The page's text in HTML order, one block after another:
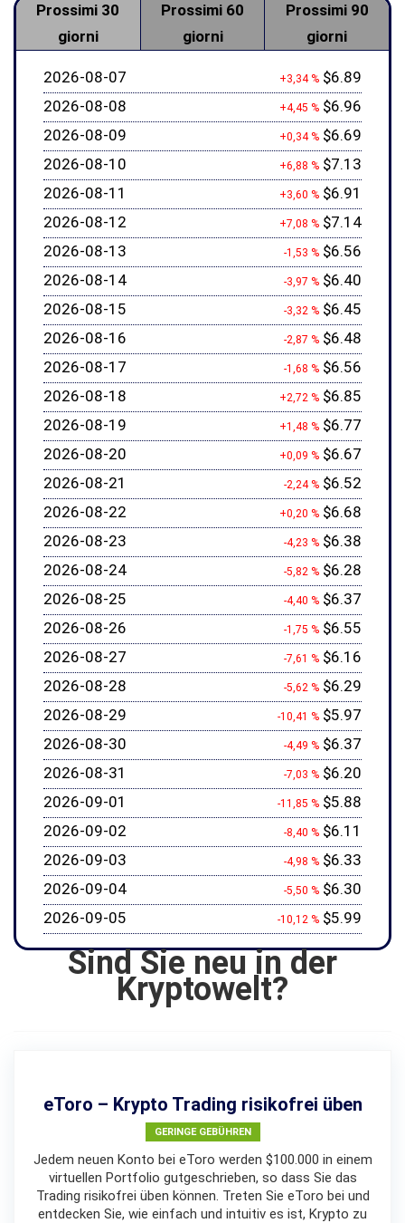
Prossimi 30
giorni
Prossimi 60
giorni
Prossimi 90
giorni
2026-08-07 +3,34 % $6.89
2026-08-08
+4,45 % $6.96
2026-08-09
+0,34 % $6.69
2026-08-10
+6,88 % $7.13
2026-08-11
+3,60 % $6.91
2026-08-12
+7,08 % $7.14
2026-08-13
-1,53 % $6.56
2026-08-14
-3,97 % $6.40
2026-08-15
-3,32 % $6.45
2026-08-16
-2,87 % $6.48
2026-08-17
-1,68 % $6.56
2026-08-18
+2,72 % $6.85
2026-08-19
+1,48 % $6.77
2026-08-20
+0,09 % $6.67
2026-08-21
-2,24 % $6.52
2026-08-22
+0,20 % $6.68
2026-08-23
-4,23 % $6.38
2026-08-24
-5,82 % $6.28
2026-08-25
-4,40 % $6.37
2026-08-26
-1,75 % $6.55
2026-08-27
-7,61 % $6.16
2026-08-28
-5,62 % $6.29
2026-08-29
-10,41 % $5.97
2026-08-30
-4,49 % $6.37
2026-08-31
-7,03 % $6.20
2026-09-01
-11,85 % $5.88
2026-09-02
-8,40 % $6.11
2026-09-03
-4,98 % $6.33
2026-09-04
-5,50 % $6.30
2026-09-05
-10,12 % $5.99
Sind Sie neu in der
Kryptowelt?
eToro – Krypto Trading risikofrei üben
GERINGE GEBÜHREN
Jedem neuen Konto bei eToro werden $100.000 in einem
virtuellen Portfolio gutgeschrieben, so dass Sie das
Trading risikofrei üben können. Treten Sie eToro bei und
entdecken Sie, wie einfach und intuitiv es ist, Krypto zu